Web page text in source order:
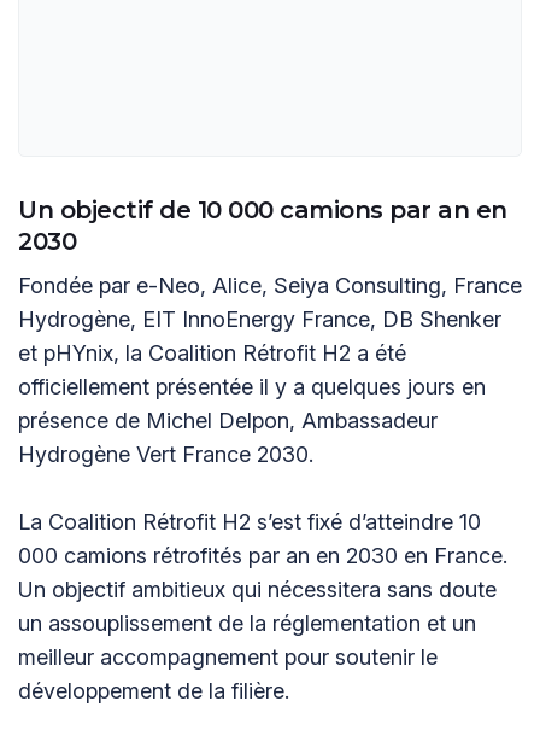
Un objectif de 10 000 camions par an en
2030
Fondée par e-Neo, Alice, Seiya Consulting, France
Hydrogène, EIT InnoEnergy France, DB Shenker
et pHYnix, la Coalition Rétrofit H2 a été
officiellement présentée il y a quelques jours en
présence de Michel Delpon, Ambassadeur
Hydrogène Vert France 2030.
La Coalition Rétrofit H2 s’est fixé d’atteindre 10
000 camions rétrofités par an en 2030 en France.
Un objectif ambitieux qui nécessitera sans doute
un assouplissement de la réglementation et un
meilleur accompagnement pour soutenir le
développement de la filière.